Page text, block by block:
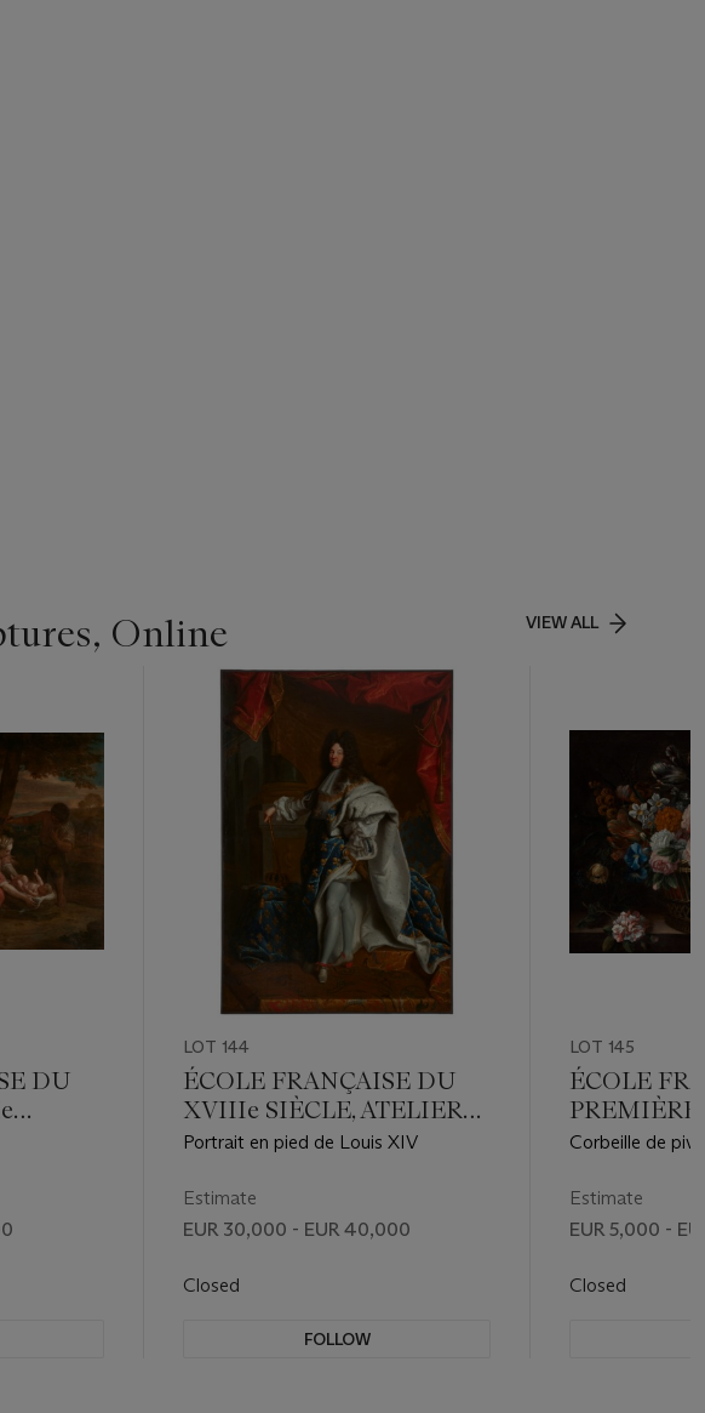
Online VIEW ALL
DU
DE
LOT 144
ÉCOLE FRANÇAISE DU
XVIIIe SIÈCLE, ATELIER
DE HYACINTHE RIGAUD
Portrait en pied de Louis XIV
Estimate
EUR 30,000 - EUR 40,000
Closed
FOLLOW
LOT 145
ÉCOLE
XVIIIe
Corbeille de
entablement en
Estimate
EUR 5,000 -
Closed